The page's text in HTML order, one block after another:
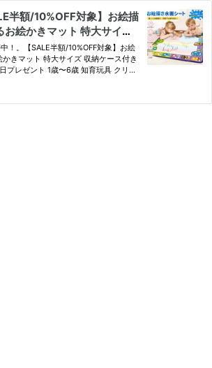
半額/10%OFF対象】お絵描
お絵かきマット 特大サイズ
子供用 おもちゃ 誕生日プレ
玩具 クリスマス プレゼント
ない 入学祝い：Beautiful Li
！。【SALE半額/10%OFF対象】お絵
きマット 特大サイズ 収納ケース付き
プレゼント 1歳〜6歳 知育玩具 クリス